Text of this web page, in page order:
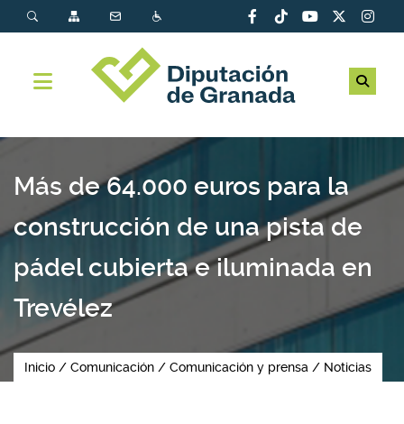
Más de 64.000 euros para la
construcción de una pista de
pádel cubierta e iluminada en
Trevélez
Inicio Comunicación Comunicación y prensa Noticias